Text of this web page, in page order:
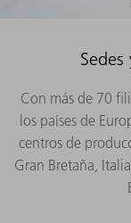
Con más de 70
los países de
centros de
Gran Bretaña,